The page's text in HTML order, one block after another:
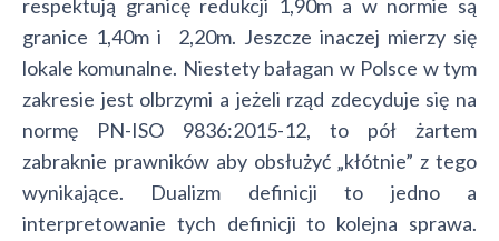
respektują granicę redukcji 1,90m a w normie są
granice 1,40m i 2,20m. Jeszcze inaczej mierzy się
lokale komunalne. Niestety bałagan w Polsce w tym
zakresie jest olbrzymi a jeżeli rząd zdecyduje się na
normę PN-ISO 9836:2015-12, to pół żartem
zabraknie prawników aby obsłużyć „kłótnie” z tego
wynikające. Dualizm definicji to jedno a
interpretowanie tych definicji to kolejna sprawa.